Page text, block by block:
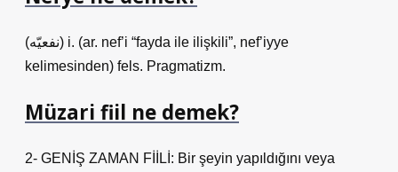
(ﻧﻔﻌﻴّﻪ) i. (ar. nef’і “fayda ile ilişkili”, nef’iyye
kelimesinden) fels. Pragmatizm.
Müzari fiil ne demek?
2- GENİŞ ZAMAN FİİLİ: Bir şeyin yapıldığını veya